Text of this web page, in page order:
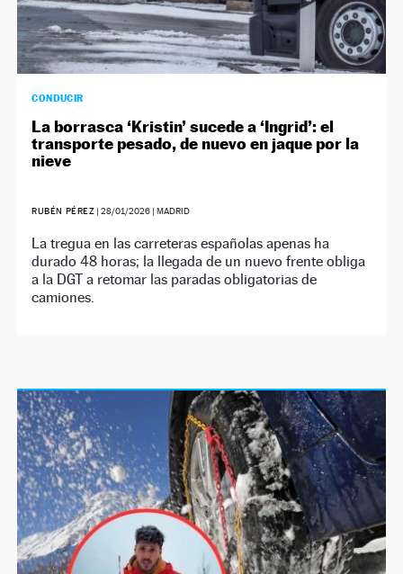
CONDUCIR
La borrasca ‘Kristin’ sucede a ‘Ingrid’: el
transporte pesado, de nuevo en jaque por la
nieve
RUBÉN PÉREZ |28/01/2026 | MADRID
La tregua en las carreteras españolas apenas ha
durado 48 horas; la llegada de un nuevo frente obliga
a la DGT a retomar las paradas obligatorias de
camiones.